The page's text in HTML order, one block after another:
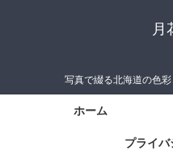
月
写真で綴る北海道の色彩
ホーム
プライ